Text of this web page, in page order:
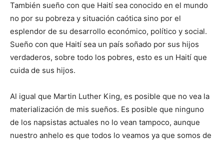
También sueño con que Haití sea conocido en el mundo
no por su pobreza y situación caótica sino por el
esplendor de su desarrollo económico, político y social.
Sueño con que Haití sea un país soñado por sus hijos
verdaderos, sobre todo los pobres, esto es un Haití que
cuida de sus hijos.
Al igual que Martin Luther King, es posible que no vea la
materialización de mis sueños. Es posible que ninguno
de los napsistas actuales no lo vean tampoco, aunque
nuestro anhelo es que todos lo veamos ya que somos de